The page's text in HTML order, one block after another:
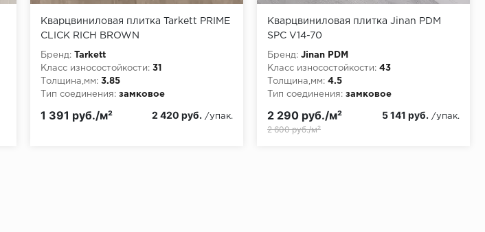
Кварцвиниловая плитка Tarkett PRIME
CLICK RICH BROWN
Бренд:
Tarkett
Класс износостойкости: 31
Толщина,мм: 3.85
Тип соединения: замковое
1 391 руб./м² 2 420 руб. /упак.
Кварцвиниловая плитка Jinan PDM
SPC V14-70
Бренд: Jinan PDM
Класс износостойкости: 43
Толщина,мм: 4.5
Тип соединения: замковое
2 290 руб./м²
2 600 руб./м²
5 141 руб. /упак.